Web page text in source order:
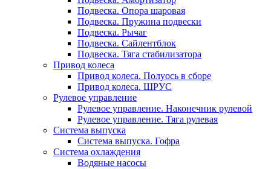
Подвеска. Опора шаровая
Подвеска. Пружина подвески
Подвеска. Рычаг
Подвеска. Сайлентблок
Подвеска. Тяга стабилизатора
Привод колеса
Привод колеса. Полуось в сборе
Привод колеса. ШРУС
Рулевое управление
Рулевое управление. Наконечник рулевой
Рулевое управление. Тяга рулевая
Система выпуска
Система выпуска. Гофра
Система охлаждения
Водяные насосы